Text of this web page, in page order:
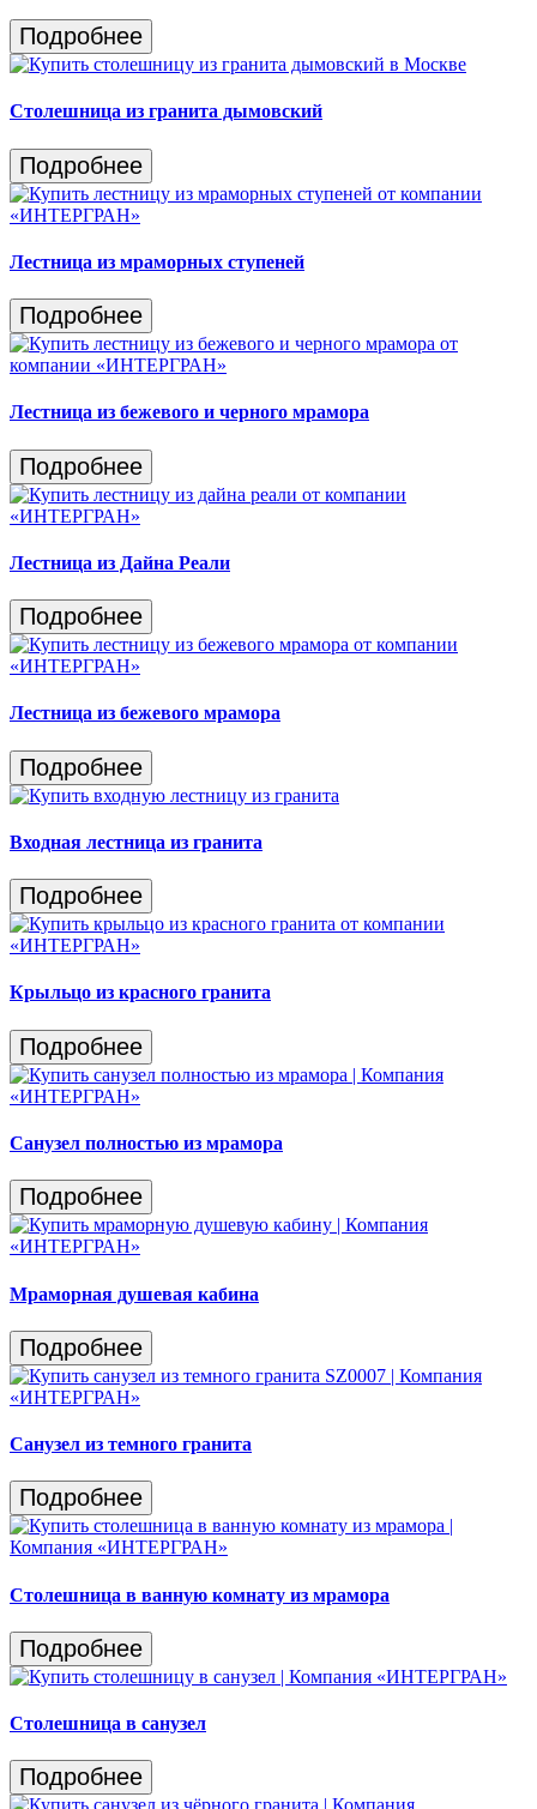
Подробнее
Столешница из гранита дымовский
Подробнее
Лестница из мраморных ступеней
Подробнее
Лестница из бежевого и черного мрамора
Подробнее
Лестница из Дайна Реали
Подробнее
Лестница из бежевого мрамора
Подробнее
Входная лестница из гранита
Подробнее
Крыльцо из красного гранита
Подробнее
Санузел полностью из мрамора
Подробнее
Мраморная душевая кабина
Подробнее
Санузел из темного гранита
Подробнее
Столешница в ванную комнату из мрамора
Подробнее
Столешница в санузел
Подробнее